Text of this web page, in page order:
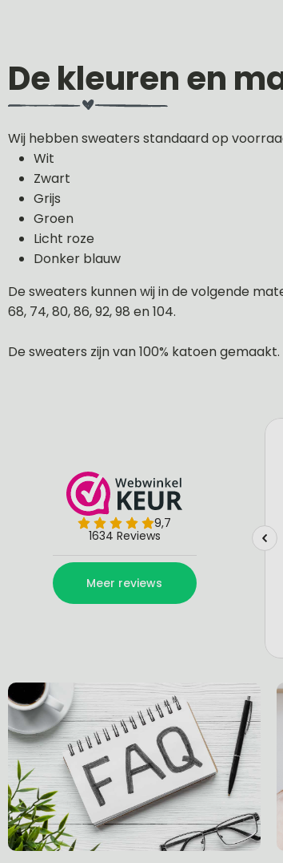
De kleuren en
Wij hebben sweaters standaard op
Wit
Zwart
Grijs
Groen
Licht roze
Donker blauw
De sweaters kunnen wij in de volgende
68, 74, 80, 86, 92, 98 en 104.
De sweaters zijn van 100% katoen gemaakt.